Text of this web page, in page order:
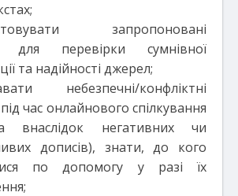
запропоновані
для перевірки сумнівної
та надійності джерел;
небезпечні/конфліктні
під час онлайнового спілкування
внаслідок негативних чи
дописів), знати, до кого
по допомогу у разі їх